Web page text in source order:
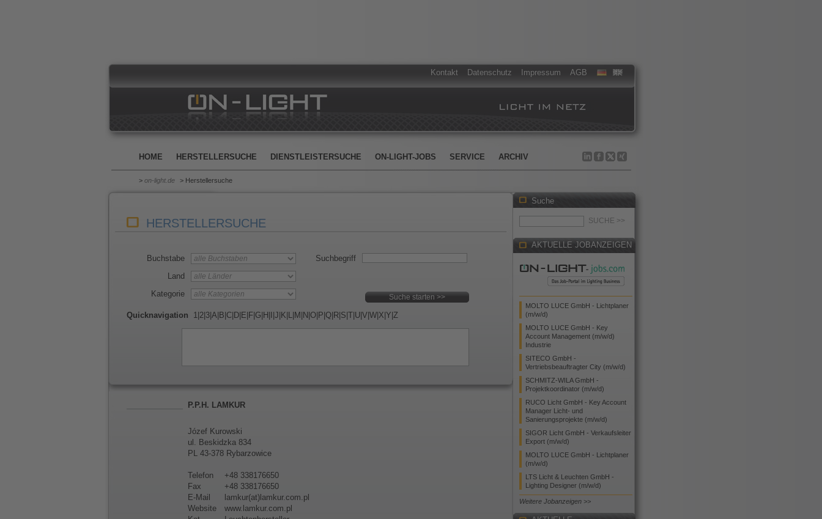
Kontakt Datenschutz Impressum AGB
HOME HERSTELLERSUCHE DIENSTLEISTERSUCHE ON-LIGHT-JOBS SERVICE ARCHIV
> on-light.de > Herstellersuche
HERSTELLERSUCHE
Buchstabe
Land
Kategorie
Suchbegriff
Quicknavigation 1 2 3 A B C D E F G H J K L M N O P Q R S T U V W X Y Z
P.P.H. LAMKUR
Józef Kurowski
ul. Beskidzka 834
PL 43-378 Rybarzowice
Telefon
+48 338176650
Fax
+48 338176650
E-Mail
lamkur(at)lamkur.com.pl
Website
www.lamkur.com.pl
Suche
AKTUELLE JOBANZEIGEN
MOLTO LUCE GmbH - Lichtplaner
(m/w/d)
MOLTO LUCE GmbH - Key
Account Management (m/w/d)
Industrie
SITECO GmbH -
Vertriebsbeauftragter City (m/w/d)
SCHMITZ-WILA GmbH -
Projektkoordinator (m/w/d)
RUCO Licht GmbH - Key Account
Manager Licht- und
Sanierungsprojekte (m/w/d)
SIGOR Licht GmbH - Verkaufsleiter
Export (m/w/d)
MOLTO LUCE GmbH - Lichtplaner
(m/w/d)
LTS Licht & Leuchten GmbH -
Lighting Designer (m/w/d)
Weitere Jobanzeigen >>